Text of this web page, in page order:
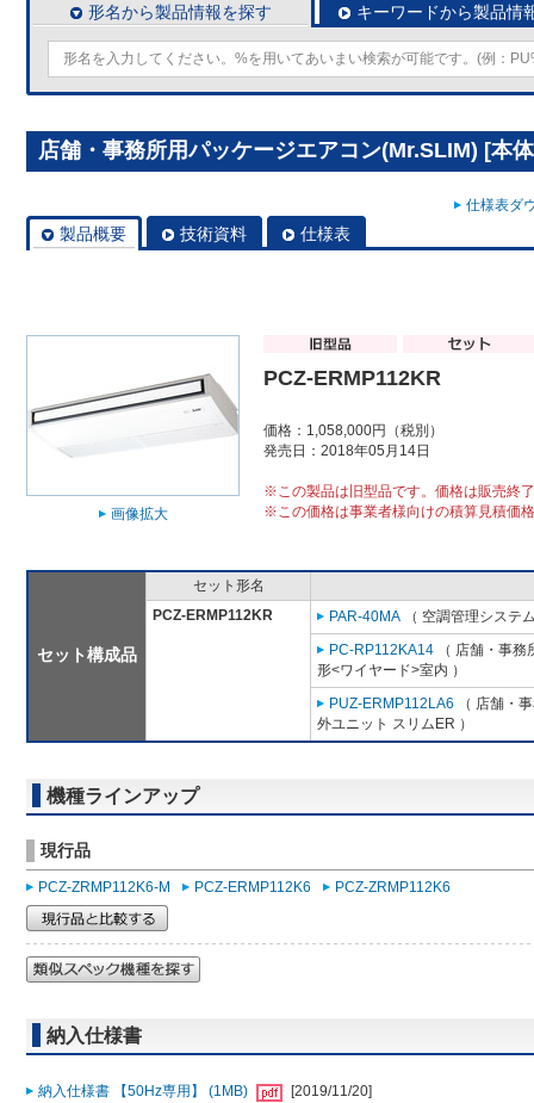
形名から製品情報を探す キーワードから製品情
店舗・事務所用パッケージエアコン(Mr.SLIM) [本
仕様表ダ
製品概要 技術資料 仕様表
画像拡大
PCZ-ERMP112KR
価格：1,058,000円（税別）
発売日：2018年05月14日
※この製品は旧型品です。価格は販売終
※この価格は事業者様向けの積算見積価
セット構成品
セット形名
PCZ-ERMP112KR
PAR-40MA （ 空調管理システ
PC-RP112KA14 （ 店舗・事
形<ワイヤード>室内 ）
PUZ-ERMP112LA6 （ 店舗・
外ユニット スリムER ）
機種ラインアップ
現行品
PCZ-ZRMP112K6-M PCZ-ERMP112K6 PCZ-ZRMP112K6
納入仕様書
納入仕様書 【50Hz専用】 (1MB)
[2019/11/20]